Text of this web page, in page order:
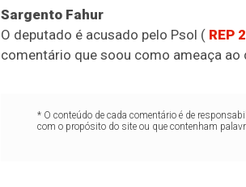
Sargento Fahur
O deputado é acusado pelo Psol ( REP
comentário que soou como ameaça ao
* O conteúdo de cada comentário é de
com o propósito do site ou que contenham